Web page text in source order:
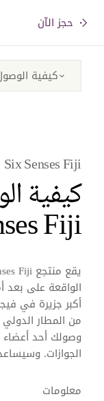
حجز الآن
Six Senses Fiji
كيفية
Fiji
الواقعة على
أكبر جزيرة في
وصولك أحد أعضاء
الجوازات.
معلومات